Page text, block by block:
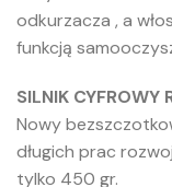
odkurzacza , a
funkcją
SILNIK CYFROWY
Nowy
długich prac
tylko 450 gr.